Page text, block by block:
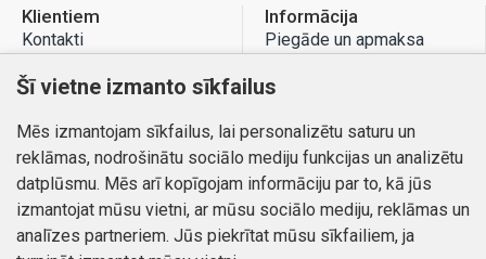
Klientiem
Kontakti
Preču atgriešana
Mans profils
Pasūtījumi
Informācija
Piegāde un apmaksa
Atteikuma tiesības
Kontakti
Šī vietne izmanto sīkfailus
Mēs izmantojam sīkfailus, lai personalizētu saturu un
reklāmas, nodrošinātu sociālo mediju funkcijas un analizētu
datplūsmu. Mēs arī kopīgojam informāciju par to, kā jūs
izmantojat mūsu vietni, ar mūsu sociālo mediju, reklāmas un
analīzes partneriem. Jūs piekrītat mūsu sīkfailiem, ja